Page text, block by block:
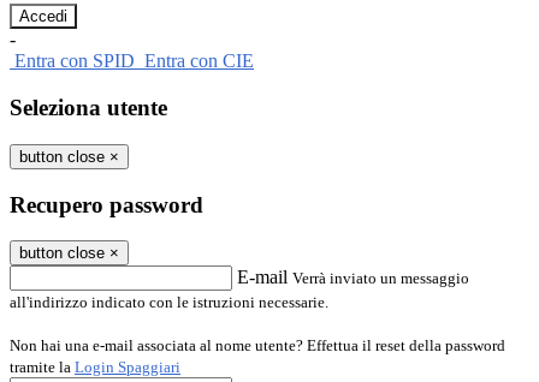
-
Entra con SPID Entra con CIE
Seleziona utente
button close ×
Recupero password
button close ×
E-mail Verrà inviato un messaggio
all'indirizzo indicato con le istruzioni necessarie.
Non hai una e-mail associata al nome utente? Effettua il reset della password
tramite la Login Spaggiari